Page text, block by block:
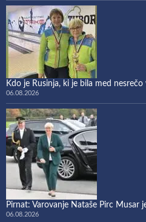
Kdo je Rusinja, ki je bila med
06.08.2026
Pirnat: Varovanje Nataše Pirc Musar
06.08.2026